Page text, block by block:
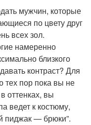
мужчин, которые
по цвету друг
всех зол.
намеренно
близкого
контраст? Для
тех пор пока вы не
оттенках, вы
ведет к костюму,
пиджак — брюки”.